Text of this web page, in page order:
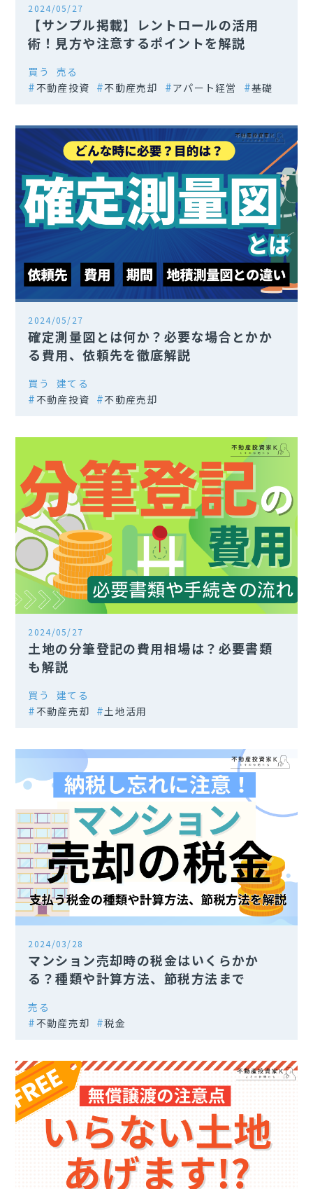
2024/05/27
【サンプル掲載】レントロールの活用
術！見方や注意するポイントを解説
買う
売る
不動産投資
不動産売却 アパート経営 基礎
2024/05/27
確定測量図とは何か？必要な場合とかか
る費用、依頼先を徹底解説
買う
建てる
不動産投資
不動産売却
2024/05/27
土地の分筆登記の費用相場は？必要書類
も解説
買う
建てる
不動産売却
土地活用
2024/03/28
マンション売却時の税金はいくらかか
る？種類や計算方法、節税方法まで
売る
不動産売却
税金